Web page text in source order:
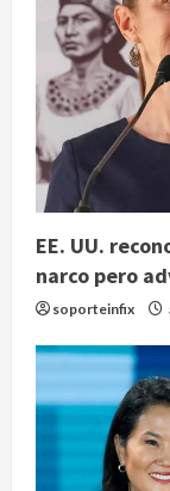
EE. UU.
narco pero
soporteinfix